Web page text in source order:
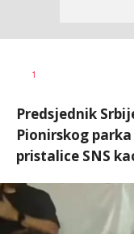
AUTOR
1
Predsjednik
Pionirskog
pristalice SNS